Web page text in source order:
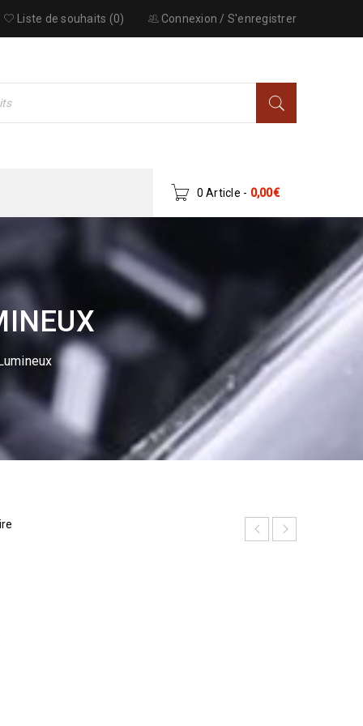
Connexion / S'enregistrer
Liste de souhaits (0)
0 Article - 0,00€